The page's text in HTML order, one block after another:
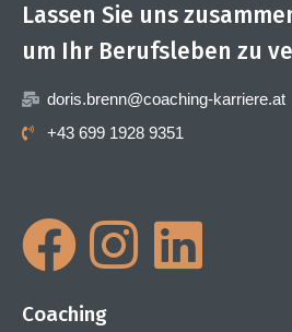
Lassen Sie uns
um Ihr Berufsleben zu
doris.brenn@coaching-karriere.at
+43 699 1928 9351
Coaching